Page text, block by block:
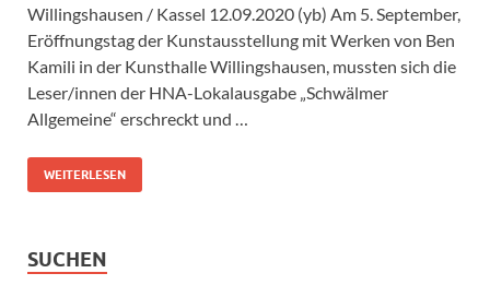
Willingshausen / Kassel 12.09.2020 (yb) Am 5. September,
Eröffnungstag der Kunstausstellung mit Werken von Ben
Kamili in der Kunsthalle Willingshausen, mussten sich die
Leser/innen der HNA-Lokalausgabe „Schwälmer
Allgemeine“ erschreckt und …
WEITERLESEN
SUCHEN